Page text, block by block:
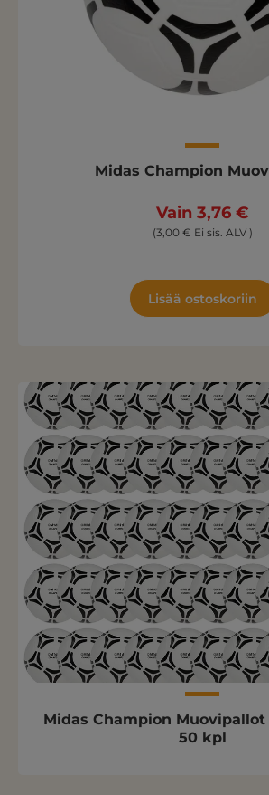
Midas Champion
Vain 3,76 €
(3,00 € Ei sis. ALV )
Lisää ostoskoriin
Midas Champion Muovipallot XL
50 kpl